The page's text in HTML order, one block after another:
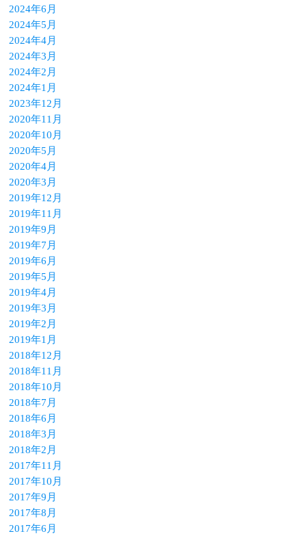
2024年6月
2024年5月
2024年4月
2024年3月
2024年2月
2024年1月
2023年12月
2020年11月
2020年10月
2020年5月
2020年4月
2020年3月
2019年12月
2019年11月
2019年9月
2019年7月
2019年6月
2019年5月
2019年4月
2019年3月
2019年2月
2019年1月
2018年12月
2018年11月
2018年10月
2018年7月
2018年6月
2018年3月
2018年2月
2017年11月
2017年10月
2017年9月
2017年8月
2017年6月